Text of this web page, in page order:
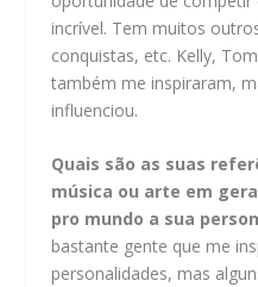
incrível. Tem muitos
conquistas, etc. Kelly,
também me inspiraram,
influenciou.
Quais são as suas
música ou arte em
pro mundo a sua
bastante gente que me
personalidades, mas